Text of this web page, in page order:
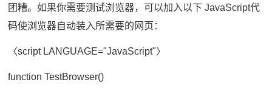
团糟。如果你需要测试浏览器，可以加入以下 JavaScript代
码使浏览器自动装入所需要的网页：
〈script LANGUAGE="JavaScript"〉
function TestBrowser()